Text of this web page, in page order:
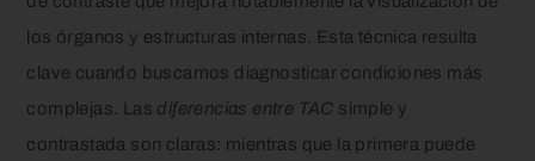
los órganos y estructuras internas. Esta técnica resulta
clave cuando buscamos diagnosticar condiciones más
complejas. Las diferencias entre TAC simple y
contrastada son claras: mientras que la primera puede